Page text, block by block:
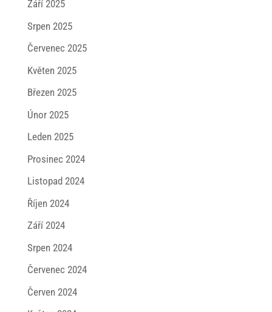
Září 2025
Srpen 2025
Červenec 2025
Květen 2025
Březen 2025
Únor 2025
Leden 2025
Prosinec 2024
Listopad 2024
Říjen 2024
Září 2024
Srpen 2024
Červenec 2024
Červen 2024